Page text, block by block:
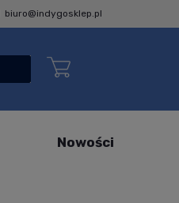
biuro@indygosklep.pl
Nowości